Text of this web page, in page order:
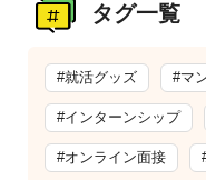
タグ一覧
#就活グッズ #マ
#インターンシップ
#オンライン面接